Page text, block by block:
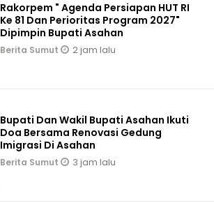
Rakorpem " Agenda Persiapan HUT RI
Ke 81 Dan Perioritas Program 2027"
Dipimpin Bupati Asahan
Berita Sumut 2 jam lalu
Bupati Dan Wakil Bupati Asahan Ikuti
Doa Bersama Renovasi Gedung
Imigrasi Di Asahan
Berita Sumut 3 jam lalu